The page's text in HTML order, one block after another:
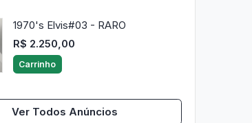
1970's Elvis#03 - RARO
R$ 2.250,00
Carrinho
Ver Todos Anúncios